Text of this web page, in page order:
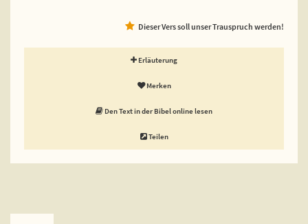
Dieser Vers soll unser Trauspruch werden!
Erläuterung
Merken
Den Text in der Bibel online lesen
Teilen